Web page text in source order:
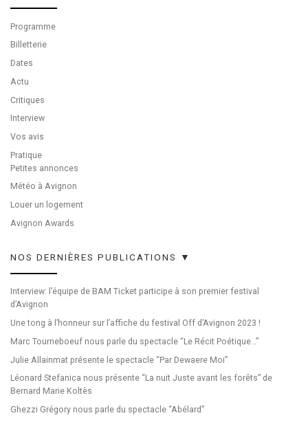
Programme
Billetterie
Dates
Actu
Critiques
Interview
Vos avis
Pratique
Petites annonces
Météo à Avignon
Louer un logement
Avignon Awards
NOS DERNIÈRES PUBLICATIONS ▼
Interview: l’équipe de BAM Ticket participe à son premier festival
d’Avignon
Une tong à l’honneur sur l’affiche du festival Off d’Avignon 2023 !
Marc Tourneboeuf nous parle du spectacle “Le Récit Poétique…”
Julie Allainmat présente le spectacle “Par Dewaere Moi”
Léonard Stefanica nous présente “La nuit Juste avant les forêts” de
Bernard Marie Koltès
Ghezzi Grégory nous parle du spectacle “Abélard”